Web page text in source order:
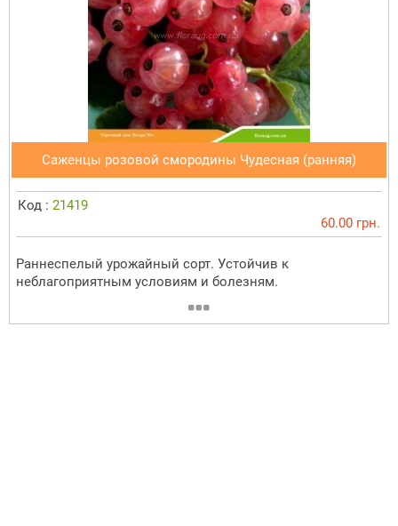
Саженцы розовой смородины Чудесная (ранняя)
Код : 21419
60.00 грн.
Раннеспелый урожайный сорт. Устойчив к
неблагоприятным условиям и болезням.